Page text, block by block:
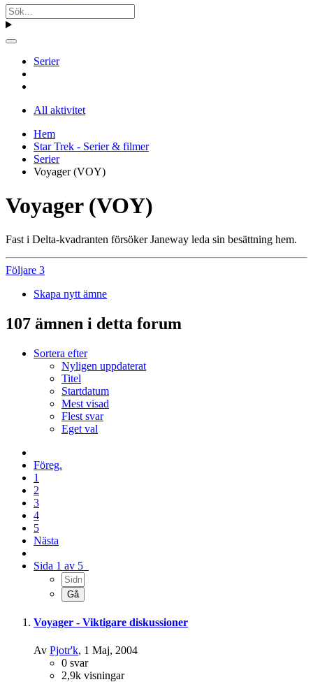
Serier
All aktivitet
Hem
Star Trek - Serier & filmer
Serier
Voyager (VOY)
Voyager (VOY)
Fast i Delta-kvadranten försöker Janeway leda sin besättning hem.
Följare 3
Skapa nytt ämne
107 ämnen i detta forum
Sortera efter
Nyligen uppdaterat
Titel
Startdatum
Mest visad
Flest svar
Eget val
Föreg.
1
2
3
4
5
Nästa
Sida 1 av 5
Voyager - Viktigare diskussioner
Av Pjotr'k, 1 Maj, 2004
0 svar
2,9k visningar